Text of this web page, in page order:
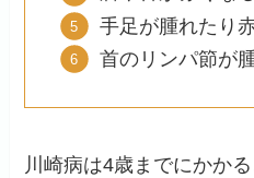
手足が腫れたり
首のリンパ節が
川崎病は4歳までにかか